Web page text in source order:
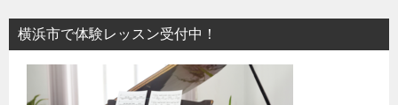
横浜市で体験レッスン受付中！